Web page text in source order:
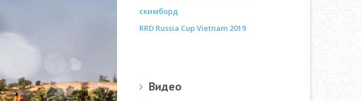
скимборд
RRD Russia Cup Vietnam 2019
Видео